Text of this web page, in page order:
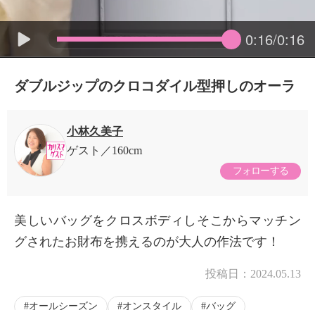
0:16/0:16
ダブルジップのクロコダイル型押しのオーラ
小林久美子
ゲスト
160cm
フォローする
美しいバッグをクロスボディしそこからマッチン
グされたお財布を携えるのが大人の作法です！
投稿日： 2024.05.13
オールシーズン オンスタイル
バッグ